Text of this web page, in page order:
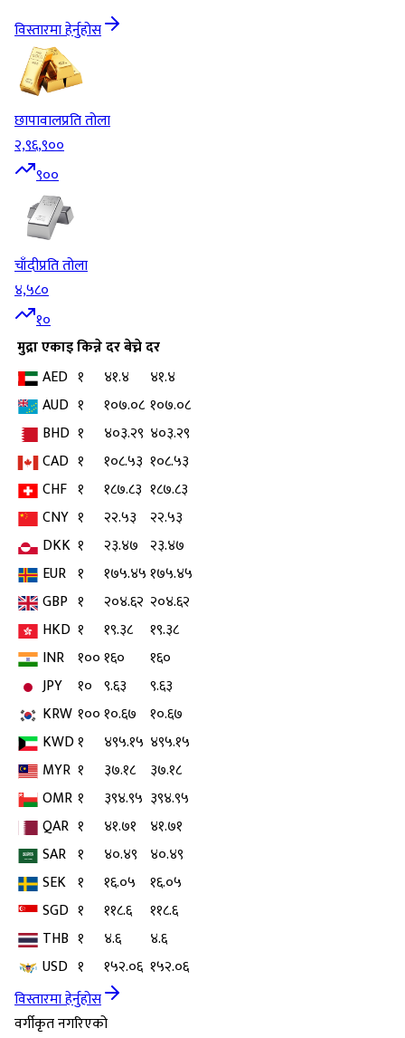
विस्तारमा हेर्नुहोस
छापावालप्रति तोला
२,९६,९००
९००
चाँदीप्रति तोला
४,५८०
१०
मुद्राएकाइकिन्ने दरबेच्ने दर
AED १ ४१.४
४१.४
AUD १ १०७.०८ १०७.०८
BHD १ ४०३.२९ ४०३.२९
CAD १ १०८.५३ १०८.५३
CHF १ १८७.८३ १८७.८३
CNY १ २२.५३
२२.५३
DKK १ २३.४७ २३.४७
EUR १ १७५.४५१७५.४५
GBP १ २०४.६२ २०४.६२
HKD १ १९.३८
१९.३८
INR १००१६०
१६०
JPY
१० ९.६३
९.६३
KRW १००१०.६७ १०.६७
KWD१ ४९५.१५ ४९५.१५
MYR १ ३७.१८
३७.१८
OMR १ ३९४.९५ ३९४.९५
QAR १ ४१.७१
४१.७१
SAR १ ४०.४९ ४०.४९
SEK १ १६.०५
१६.०५
SGD १ ११८.६
११८.६
THB १ ४.६
४.६
USD १ १५२.०६ १५२.०६
विस्तारमा हेर्नुहोस
वर्गीकृत नगरिएको